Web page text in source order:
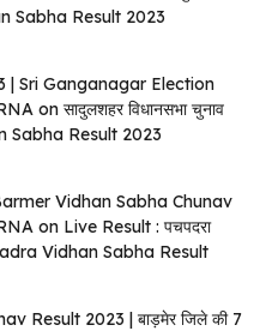
Sabha Result 2023
| Sri Ganganagar Election
on सादुलशहर विधानसभा चुनाव
Sabha Result 2023
Barmer Vidhan Sabha Chunav
on Live Result : पचपदरा
Vidhan Sabha Result
Result 2023 | बाड़मेर जिले की 7